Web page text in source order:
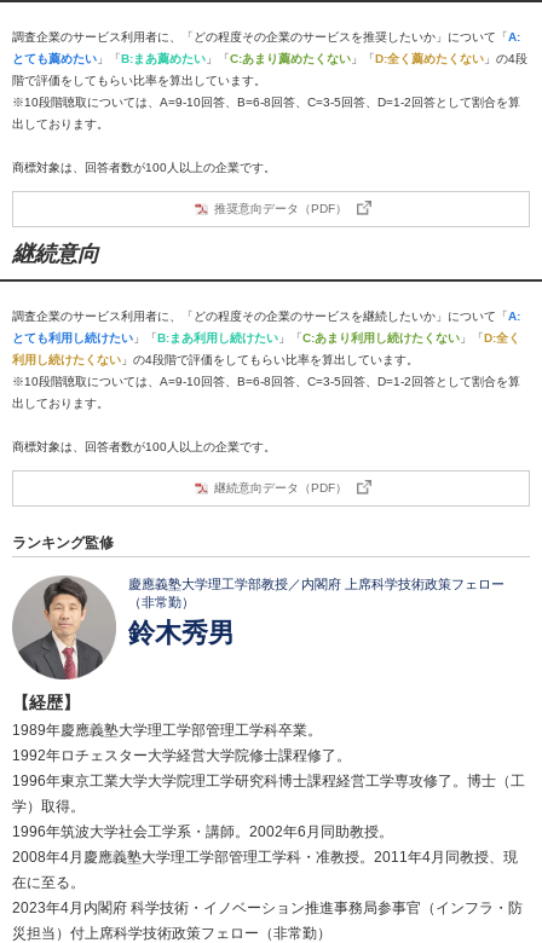
調査企業のサービス利用者に、「どの程度その企業のサービスを推奨したいか」について「A:
とても薦めたい 」「B:まあ薦めたい 」「C:あまり薦めたくない 」「D:全く薦めたくない 」の4段
階で評価をしてもらい比率を算出しています。
※10段階聴取については、A=9-10回答、B=6-8回答、C=3-5回答、D=1-2回答として割合を算
出しております。
商標対象は、回答者数が100人以上の企業です。
推奨意向データ（PDF）
継続意向
調査企業のサービス利用者に、「どの程度その企業のサービスを継続したいか」について「A:
とても利用し続けたい 」「B:まあ利用し続けたい 」「C:あまり利用し続けたくない 」「D:全く
利用し続けたくない 」の4段階で評価をしてもらい比率を算出しています。
※10段階聴取については、A=9-10回答、B=6-8回答、C=3-5回答、D=1-2回答として割合を算
出しております。
商標対象は、回答者数が100人以上の企業です。
継続意向データ（PDF）
ランキング監修
慶應義塾大学理工学部教授／内閣府 上席科学技術政策フェロー
（非常勤）
鈴木秀男
【経歴】
1989年慶應義塾大学理工学部管理工学科卒業。
1992年ロチェスター大学経営大学院修士課程修了。
1996年東京工業大学大学院理工学研究科博士課程経営工学専攻修了。博士（工
学）取得。
1996年筑波大学社会工学系・講師。2002年6月同助教授。
2008年4月慶應義塾大学理工学部管理工学科・准教授。2011年4月同教授、現
在に至る。
2023年4月内閣府 科学技術・イノベーション推進事務局参事官（インフラ・防
災担当）付上席科学技術政策フェロー（非常勤）